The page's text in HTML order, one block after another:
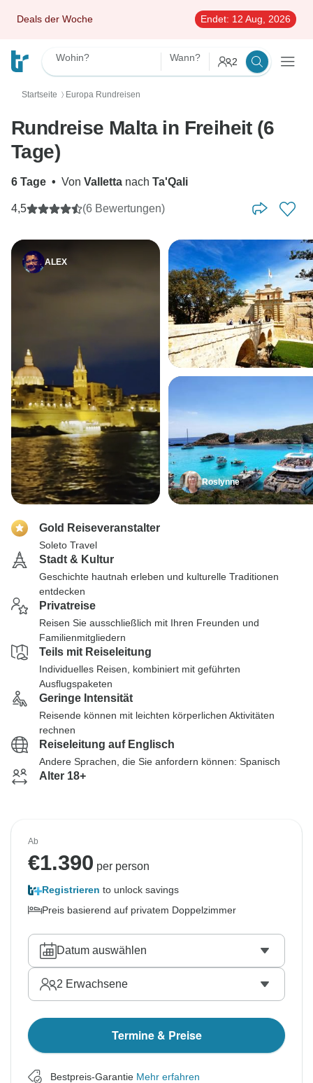
Deals der Woche Endet: 12 Aug, 2026
Wohin? Wann? 2
Startseite 〉 Europa Rundreisen
Rundreise Malta in Freiheit (6
Tage)
6 Tage • Von Valletta nach Ta'Qali
4,5 (6 Bewertungen)
ALEX
Roslynne
Gold Reiseveranstalter
Soleto Travel
Stadt & Kultur
Geschichte hautnah erleben und kulturelle Traditionen
entdecken
Privatreise
Reisen Sie ausschließlich mit Ihren Freunden und
Familienmitgliedern
Teils mit Reiseleitung
Individuelles Reisen, kombiniert mit geführten
Ausflugspaketen
Geringe Intensität
Reisende können mit leichten körperlichen Aktivitäten
rechnen
Reiseleitung auf Englisch
Andere Sprachen, die Sie anfordern können: Spanisch
Alter 18+
Ab
€1.390 per person
Registrieren to unlock savings
Preis basierend auf privatem Doppelzimmer
Datum auswählen
2 Erwachsene
Termine & Preise
Bestpreis-Garantie Mehr erfahren